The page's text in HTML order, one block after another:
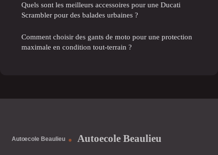
Quels sont les meilleurs accessoires pour une Ducati
Scrambler pour des balades urbaines ?
Comment choisir des gants de moto pour une protection
maximale en condition tout-terrain ?
Autoecole Beaulieu